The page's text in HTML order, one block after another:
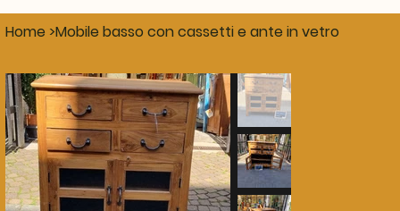
Home >Mobile basso con cassetti e ante in vetro